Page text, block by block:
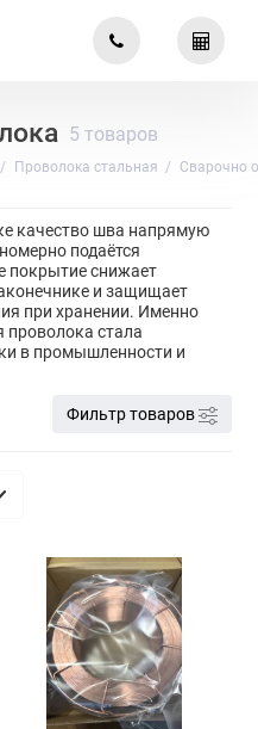
5 товаров
Проволока стальная Сварочно
качество шва напрямую
подаётся
покрытие снижает
и защищает
при хранении. Именно
проволока стала
в промышленности и
Фильтр товаров